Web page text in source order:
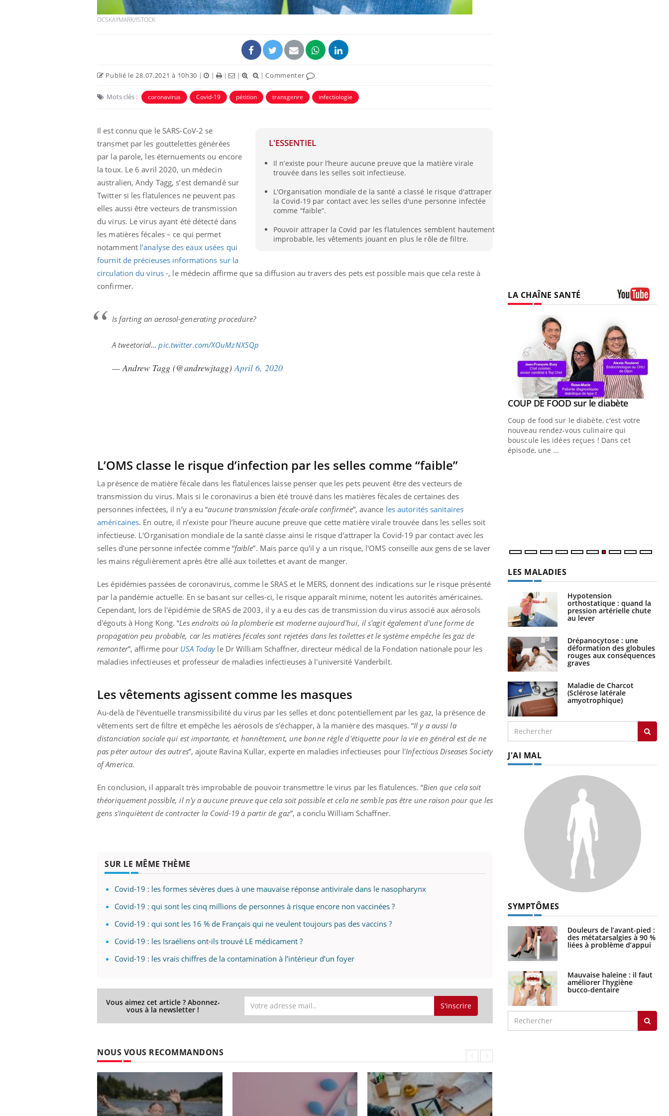
OCSKAYMARK/ISTOCK
Publié le 28.07.2021 à 10h30 | | | | |Commenter
Mots clés : coronavirus Covid-19 pétition transgenre infectiologie
L'ESSENTIEL
Il n’existe pour l’heure aucune preuve que la matière virale
trouvée dans les selles soit infectieuse.
L'Organisation mondiale de la santé a classé le risque d'attraper
la Covid-19 par contact avec les selles d'une personne infectée
comme “faible”.
Pouvoir attraper la Covid par les flatulences semblent hautement
improbable, les vêtements jouant en plus le rôle de filtre.
Il est connu que le SARS-CoV-2 se
transmet par les gouttelettes générées
par la parole, les éternuements ou encore
la toux. Le 6 avril 2020, un médecin
australien, Andy Tagg, s’est demandé sur
Twitter si les flatulences ne peuvent pas
elles aussi être vecteurs de transmission
du virus. Le virus ayant été détecté dans
les matières fécales – ce qui permet
notamment l’analyse des eaux usées qui
fournit de précieuses informations sur la
circulation du virus -, le médecin affirme que sa diffusion au travers des pets est possible mais que cela reste à
confirmer.
Is farting an aerosol-generating procedure?
A tweetorial…pic.twitter.com/XOuMzNXSQp
— Andrew Tagg (@andrewjtagg) April 6, 2020
L’OMS classe le risque d’infection par les selles comme “faible”
La présence de matière fécale dans les flatulences laisse penser que les pets peuvent être des vecteurs de
transmission du virus. Mais si le coronavirus a bien été trouvé dans les matières fécales de certaines des
personnes infectées, il n’y a eu “aucune transmission fécale-orale confirmée”, avance les autorités sanitaires
américaines. En outre, il n’existe pour l’heure aucune preuve que cette matière virale trouvée dans les selles soit
infectieuse. L'Organisation mondiale de la santé classe ainsi le risque d'attraper la Covid-19 par contact avec les
selles d'une personne infectée comme “faible”. Mais parce qu'il y a un risque, l'OMS conseille aux gens de se laver
les mains régulièrement après être allé aux toilettes et avant de manger.
Les épidémies passées de coronavirus, comme le SRAS et le MERS, donnent des indications sur le risque présenté
par la pandémie actuelle. En se basant sur celles-ci, le risque apparaît minime, notent les autorités américaines.
Cependant, lors de l'épidémie de SRAS de 2003, il y a eu des cas de transmission du virus associé aux aérosols
d'égouts à Hong Kong. “Les endroits où la plomberie est moderne aujourd'hui, il s'agit également d'une forme de
propagation peu probable, car les matières fécales sont rejetées dans les toilettes et le système empêche les gaz de
remonter”, affirme pour USA Todayle Dr William Schaffner, directeur médical de la Fondation nationale pour les
maladies infectieuses et professeur de maladies infectieuses à l'université Vanderbilt.
Les vêtements agissent comme les masques
Au-delà de l’éventuelle transmissibilité du virus par les selles et donc potentiellement par les gaz, la présence de
vêtements sert de filtre et empêche les aérosols de s’échapper, à la manière des masques. “Il y a aussi la
distanciation sociale qui est importante, et honnêtement, une bonne règle d'étiquette pour la vie en général est de ne
pas péter autour des autres”, ajoute Ravina Kullar, experte en maladies infectieuses pour l'Infectious Diseases Society
of America.
En conclusion, il apparaît très improbable de pouvoir transmettre le virus par les flatulences. “Bien que cela soit
théoriquement possible, il n'y a aucune preuve que cela soit possible et cela ne semble pas être une raison pour que les
gens s'inquiètent de contracter la Covid-19 à partir de gaz”, a conclu William Schaffner.
SUR LE MÊME THÈME
Covid-19 : les formes sévères dues à une mauvaise réponse antivirale dans le nasopharynx
Covid-19 : qui sont les cinq millions de personnes à risque encore non vaccinées ?
Covid-19 : qui sont les 16 % de Français qui ne veulent toujours pas des vaccins ?
Covid-19 : les Israéliens ont-ils trouvé LE médicament ?
Covid-19 : les vrais chiffres de la contamination à l’intérieur d’un foyer
Vous aimez cet article ? Abonnez-
vous à la newsletter ! S'inscrire
NOUS VOUS RECOMMANDONS
LA CHAÎNE SANTÉ
santé : l'utilisation d'un « jumeau
numérique » permet ...
Youtube
COUP DE FOOD sur le diabèteYoutube
Coup de food sur le diabète, c'est votre
nouveau rendez-vous culinaire qui
bouscule les idées reçues ! Dans cet
épisode, une ...
LES MALADIES
Hypotension
orthostatique : quand la
pression artérielle chute
au lever
Drépanocytose : une
déformation des globules
rouges aux conséquences
graves
Maladie de Charcot
(Sclérose latérale
amyotrophique)
J'AI MAL
SYMPTÔMES
Douleurs de l’avant-pied :
des métatarsalgies à 90 %
liées à problème d’appui
Mauvaise haleine : il faut
améliorer l’hygiène
bucco-dentaire